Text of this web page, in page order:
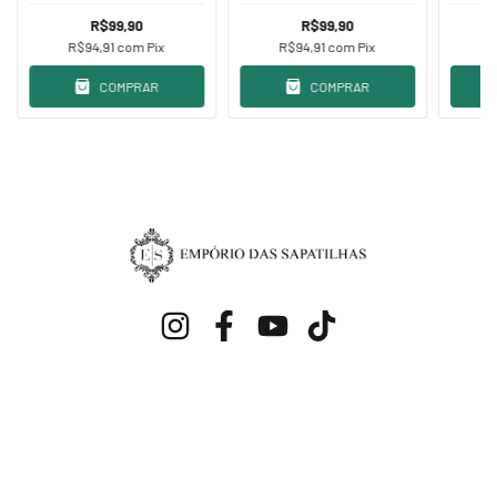
R$99,90
R$94,91 com Pix
COMPRAR
R$99,90
R$94,91 com Pix
COMPRAR